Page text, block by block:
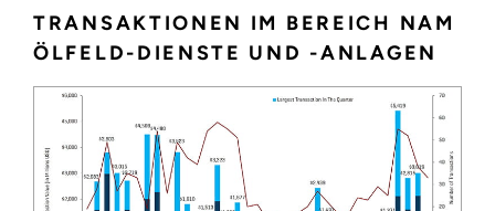
TRANSAKTIONEN IM BEREICH NAM
ÖLFELD-DIENSTE UND -ANLAGEN